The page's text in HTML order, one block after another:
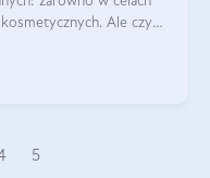
Ale czy
5